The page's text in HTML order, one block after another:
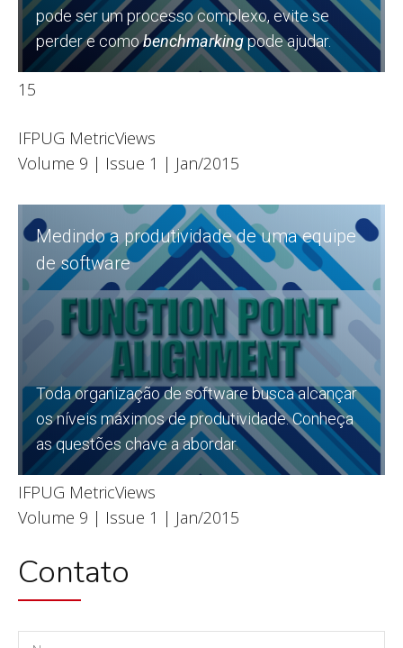
pode ser um processo complexo, evite se
perder e comobenchmarkingpode ajudar.
15
IFPUG MetricViews
Volume 9 | Issue 1 | Jan/2015
Medindo a produtividade de uma equipe
de software
Toda organização de software busca alcançar
os níveis máximos de produtividade. Conheça
as questões chave a abordar.
Leia
IFPUG MetricViews
Volume 9 | Issue 1 | Jan/2015
Contato